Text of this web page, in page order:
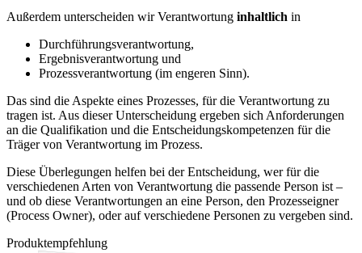
Außerdem unterscheiden wir Verantwortung inhaltlich in
Durchführungsverantwortung,
Ergebnisverantwortung und
Prozessverantwortung (im engeren Sinn).
Das sind die Aspekte eines Prozesses, für die Verantwortung zu
tragen ist. Aus dieser Unterscheidung ergeben sich Anforderungen
an die Qualifikation und die Entscheidungskompetenzen für die
Träger von Verantwortung im Prozess.
Diese Überlegungen helfen bei der Entscheidung, wer für die
verschiedenen Arten von Verantwortung die passende Person ist –
und ob diese Verantwortungen an eine Person, den Prozesseigner
(Process Owner), oder auf verschiedene Personen zu vergeben sind.
Produktempfehlung